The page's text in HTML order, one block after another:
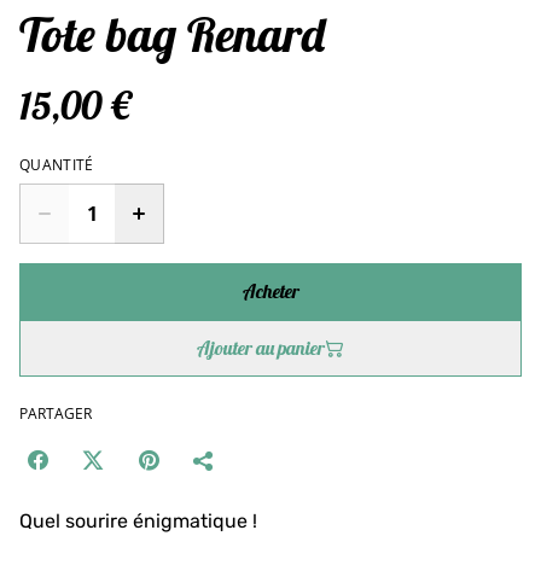
Tote bag Renard
15,00 €
QUANTITÉ
Acheter
Ajouter au panier
PARTAGER
Quel sourire énigmatique !